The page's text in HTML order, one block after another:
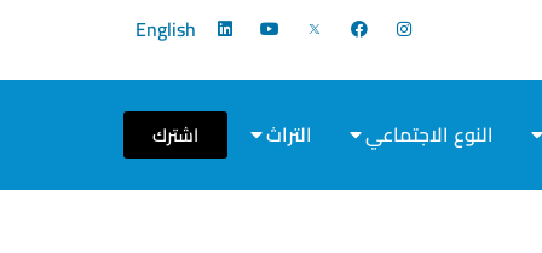
English
النوع الاجتماعي التراث اشترك